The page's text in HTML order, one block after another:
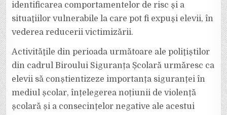
identificarea comportamentelor de risc şi a
situaţiilor vulnerabile la care pot fi expuşi elevii, în
vederea reducerii victimizării.
Activităţile din perioada următoare ale poliţiştilor
din cadrul Biroului Siguranța Școlară urmăresc ca
elevii să conștientizeze importanța siguranței în
mediul școlar, înțelegerea noțiunii de violență
școlară și a consecințelor negative ale acestui